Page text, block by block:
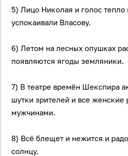
5) Лицо Николая и голос тепло
успокаивали Власову.
6) Летом на лесных опушках
появляются ягоды земляники.
7) В театре времён Шекспира
шутки зрителей и все женские
мужчинами.
8) Всё блещет и нежится и
солнцу.